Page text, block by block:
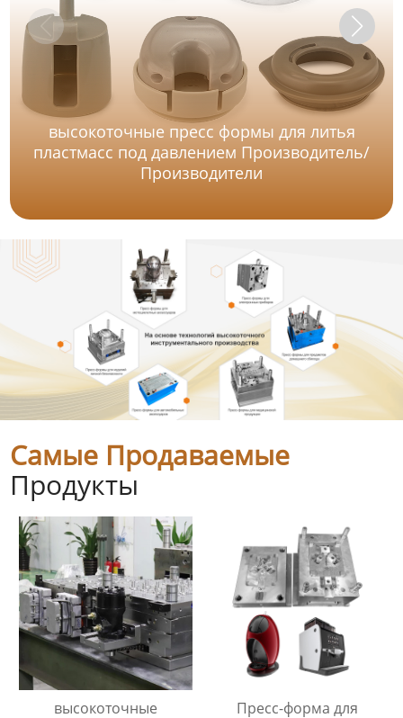
высокоточные пресс формы для литья
пластмасс под давлением Производитель/
Производители
Самые Продаваемые
Продукты
высокоточные
Пресс-форма для